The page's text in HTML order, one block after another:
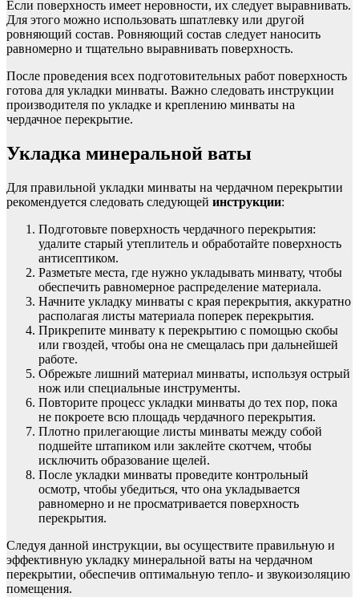
Если поверхность имеет неровности, их следует выравнивать.
Для этого можно использовать шпатлевку или другой
ровняющий состав. Ровняющий состав следует наносить
равномерно и тщательно выравнивать поверхность.
После проведения всех подготовительных работ поверхность
готова для укладки минваты. Важно следовать инструкции
производителя по укладке и креплению минваты на
чердачное перекрытие.
Укладка минеральной ваты
Для правильной укладки минваты на чердачном перекрытии
рекомендуется следовать следующей инструкции:
Подготовьте поверхность чердачного перекрытия:
удалите старый утеплитель и обработайте поверхность
антисептиком.
Разметьте места, где нужно укладывать минвату, чтобы
обеспечить равномерное распределение материала.
Начните укладку минваты с края перекрытия, аккуратно
располагая листы материала поперек перекрытия.
Прикрепите минвату к перекрытию с помощью скобы
или гвоздей, чтобы она не смещалась при дальнейшей
работе.
Обрежьте лишний материал минваты, используя острый
нож или специальные инструменты.
Повторите процесс укладки минваты до тех пор, пока
не покроете всю площадь чердачного перекрытия.
Плотно прилегающие листы минваты между собой
подшейте штапиком или заклейте скотчем, чтобы
исключить образование щелей.
После укладки минваты проведите контрольный
осмотр, чтобы убедиться, что она укладывается
равномерно и не просматривается поверхность
перекрытия.
Следуя данной инструкции, вы осуществите правильную и
эффективную укладку минеральной ваты на чердачном
перекрытии, обеспечив оптимальную тепло- и звукоизоляцию
помещения.